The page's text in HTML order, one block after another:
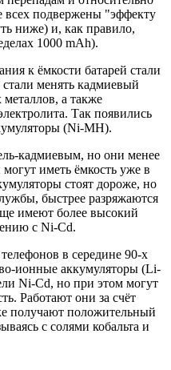
всех подвержены "эффекту
ниже) и, как правило,
1000 mAh).
к ёмкости батарей стали
менять кадмиевый
металлов, а также
Так появились
(Ni-MH).
кадмиевым, но они менее
иметь ёмкость уже в
стоят дороже, но
быстрее разряжаются
имеют более высокий
с Ni-Cd.
в середине 90-х
ионные аккумуляторы (Li-
Ni-Cd, но при этом могут
Работают они за счёт
получают положительный
с солями кобальта и